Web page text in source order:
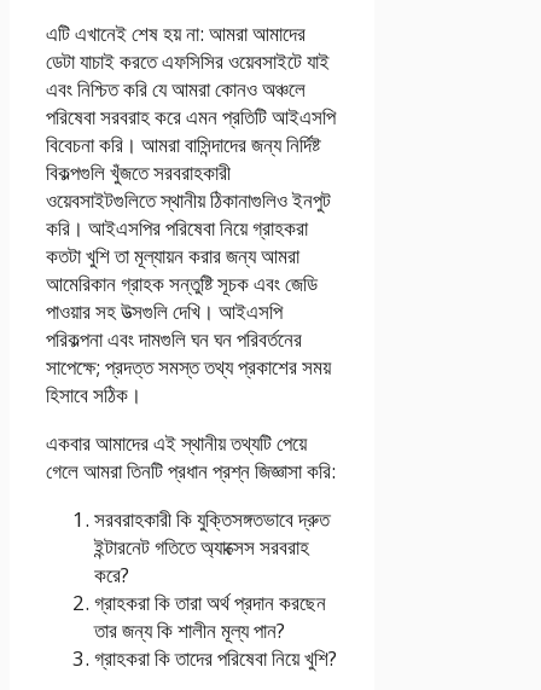
এটি এখানেই শেষ হয় না: আমরা আমাদের
ডেটা যাচাই করতে এফসিসির ওয়েবসাইটে যাই
এবং নিশ্চিত করি যে আমরা কোনও অঞ্চলে
পরিষেবা সরবরাহ করে এমন প্রতিটি আইএসপি
বিবেচনা করি। আমরা বাসিন্দাদের জন্য নির্দিষ্ট
বিকল্পগুলি খুঁজতে সরবরাহকারী
ওয়েবসাইটগুলিতে স্থানীয় ঠিকানাগুলিও ইনপুট
করি। আইএসপির পরিষেবা নিয়ে গ্রাহকরা
কতটা খুশি তা মূল্যায়ন করার জন্য আমরা
আমেরিকান গ্রাহক সন্তুষ্টি সূচক এবং জেডি
পাওয়ার সহ উত্সগুলি দেখি। আইএসপি
পরিকল্পনা এবং দামগুলি ঘন ঘন পরিবর্তনের
সাপেক্ষে; প্রদত্ত সমস্ত তথ্য প্রকাশের সময়
হিসাবে সঠিক।
একবার আমাদের এই স্থানীয় তথ্যটি পেয়ে
গেলে আমরা তিনটি প্রধান প্রশ্ন জিজ্ঞাসা করি:
সরবরাহকারী কি যুক্তিসঙ্গতভাবে দ্রুত
ইন্টারনেট গতিতে অ্যাক্সেস সরবরাহ
করে?
গ্রাহকরা কি তারা অর্থ প্রদান করছেন
তার জন্য কি শালীন মূল্য পান?
গ্রাহকরা কি তাদের পরিষেবা নিয়ে খুশি?